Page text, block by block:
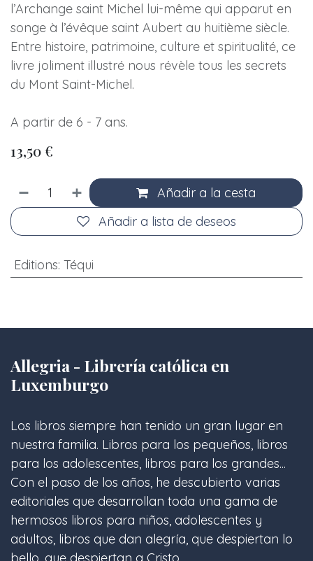
l’Archange saint Michel lui-même qui apparut en
songe à l’évêque saint Aubert au huitième siècle.
Entre histoire, patrimoine, culture et spiritualité, ce
livre joliment illustré nous révèle tous les secrets
du Mont Saint-Michel.
A partir de 6 - 7 ans.
13,50€
Añadir a la cesta
Añadir a lista de deseos
Editions: Téqui
Allegria - Librería católica en
Luxemburgo
Los libros siempre han tenido un gran lugar en
nuestra familia. Libros para los pequeños, libros
para los adolescentes, libros para los grandes...
Con el paso de los años, he descubierto varias
editoriales que desarrollan toda una gama de
hermosos libros para niños, adolescentes y
adultos, libros que dan alegría, que despiertan lo